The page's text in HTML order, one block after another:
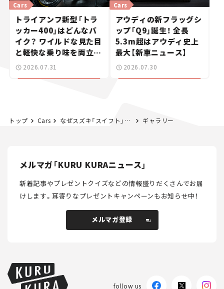
トライアンフ新型「トラ
ッカー400」はどんなバ
イク？ ワイルドな見た目
と軽快な乗り味を両立し
た400ccフラットトラッ
Cars
2026.07.31
アウディの新フラッグシ
ップ「Q9」誕生！ 全長
5.3m超はアウディ史上
最大【新車ニュース】
Cars
2026.07.30
トップ Cars なぜスズキ「スイフト」は若者にも人気なのか？ 海外市場でも強い理由を探った！【クルマの経済学】 ギャラリー
メルマガ「KURU KURAニュース」
新着記事やプレゼントクイズなどの情報盛りだくさんでお届
けします。耳寄りなプレゼントキャンペーンもお知らせ中！
メルマガ登録
follow us